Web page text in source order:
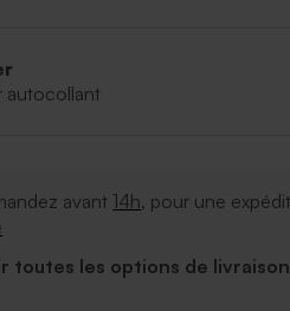
autocollant
avant 14h, pour une
toutes les options de livraison